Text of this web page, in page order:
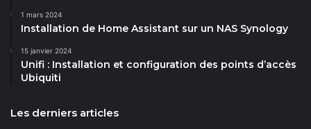
1 mars 2024
Installation de Home Assistant sur un NAS Synology
15 janvier 2024
Unifi : Installation et configuration des points d’accès
Ubiquiti
Les derniers articles